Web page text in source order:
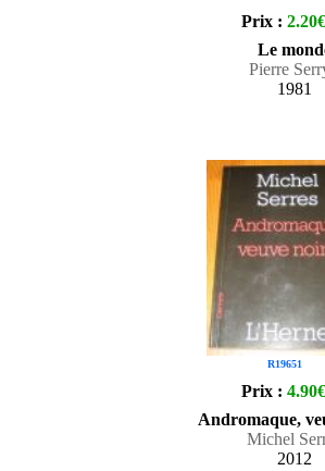
Prix : 2.20€
Le
Pierre
1981
R19651
Prix : 4.90€
Andromaque,
Michel
2012